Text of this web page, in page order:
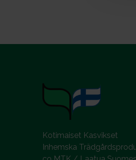
Kotimaiset Kasvikset
Inhemska